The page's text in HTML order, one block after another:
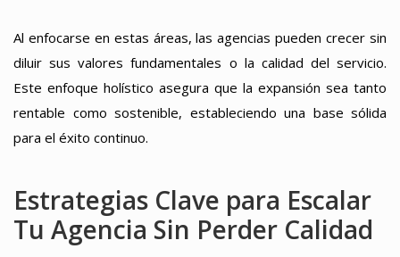
Al enfocarse en estas áreas, las agencias pueden crecer sin
diluir sus valores fundamentales o la calidad del servicio.
Este enfoque holístico asegura que la expansión sea tanto
rentable como sostenible, estableciendo una base sólida
para el éxito continuo.
Estrategias Clave para Escalar
Tu Agencia Sin Perder Calidad